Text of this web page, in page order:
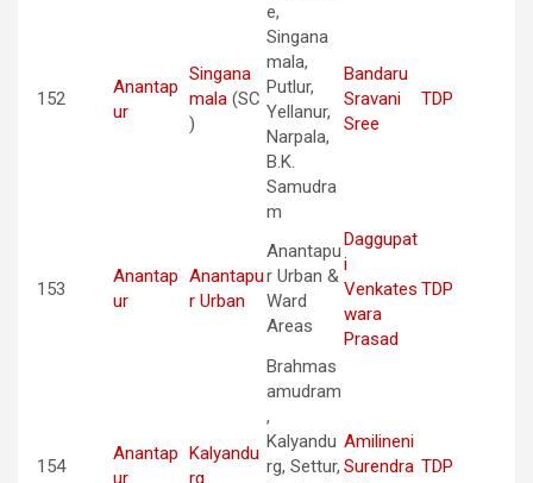
152
Anantap
ur
Singana
mala (SC
)
e,
Singana
mala,
Putlur,
Yellanur,
Narpala,
B.K.
Samudra
m
Bandaru
Sravani
Sree
TDP
153
Anantap
ur
Anantapu
r Urban
Anantapu
r Urban &
Ward
Areas
Daggupat
i
Venkates
wara
Prasad
TDP
154
Anantap
ur
Kalyandu
rg
Brahmas
amudram
,
Kalyandu
rg, Settur,
Amilineni
Surendra TDP